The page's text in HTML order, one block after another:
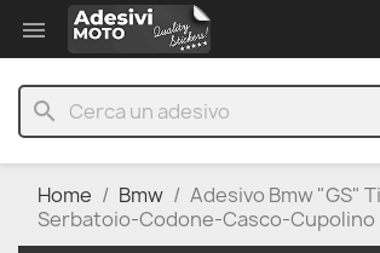

search
Home Bmw
Adesivo Bmw "GS"
Serbatoio-Codone-Casco-Cupolino